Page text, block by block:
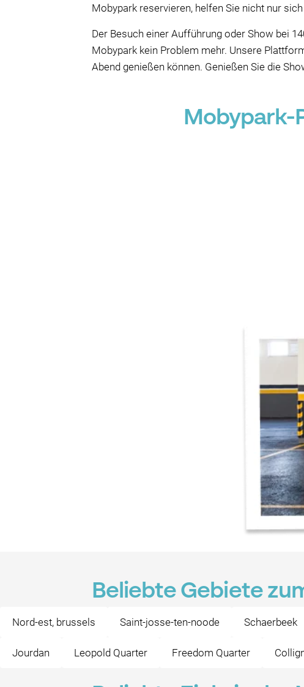
Mobypark reservieren, helfen Sie nicht nur
Der Besuch einer Aufführung oder Show bei
Mobypark kein Problem mehr. Unsere
Abend genießen können. Genießen Sie die
Mobypark-
Beliebte Gebiete
Nord-est, brussels Saint-josse-ten-noode Schaerbeek
Jourdan Leopold Quarter Freedom Quarter